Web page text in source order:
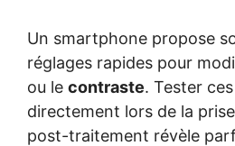
Un smartphone propose
réglages rapides pour
ou le contraste. Tester
directement lors de la
post-traitement révèle